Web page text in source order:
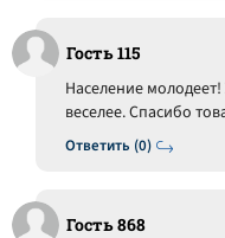
Гость 115
Ответить (0)
Население
веселее. Спасибо
Гость 868